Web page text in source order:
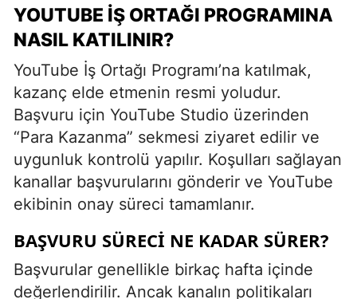
YOUTUBE İŞ ORTAĞI PROGRAMINA
NASIL KATILINIR?
YouTube İş Ortağı Programı’na katılmak,
kazanç elde etmenin resmi yoludur.
Başvuru için YouTube Studio üzerinden
“Para Kazanma” sekmesi ziyaret edilir ve
uygunluk kontrolü yapılır. Koşulları sağlayan
kanallar başvurularını gönderir ve YouTube
ekibinin onay süreci tamamlanır.
BAŞVURU SÜRECI NE KADAR SÜRER?
Başvurular genellikle birkaç hafta içinde
değerlendirilir. Ancak kanalın politikaları